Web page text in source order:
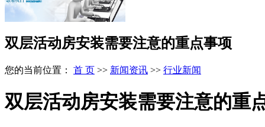
双层活动房安装需要注意的重点事项
您的当前位置： 首 页 >> 新闻资讯 >> 行业新闻
双层活动房安装需要注意的重